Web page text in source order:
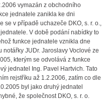
vymazán z obchodního
jednatele zanikla ke dni
se v případě uchazeče DKO, s. r. o.,
V době podání nabídky to
funkce jednatele vznikla dne
JUDr. Jaroslavy Voclové ze
kterým se odvolává z funkce
jednatel Ing. Pavel Hartvich. Tato
rejstříku až 1.2.2006, zatím co dle
byl jako druhý jednatel
že společnost DKO, s. r. o.